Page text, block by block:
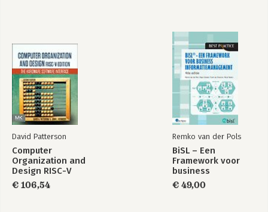
David Patterson
Computer
Organization and
Design RISC-V
Edition
€ 106,54
Remko van der Pols
BiSL – Een
Framework voor
business
€ 49,00